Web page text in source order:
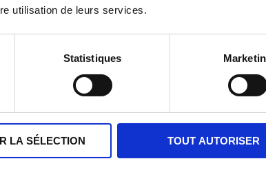
utilisation de leurs services.
Statistiques
LA SÉLECTION TOUT AUTORISER